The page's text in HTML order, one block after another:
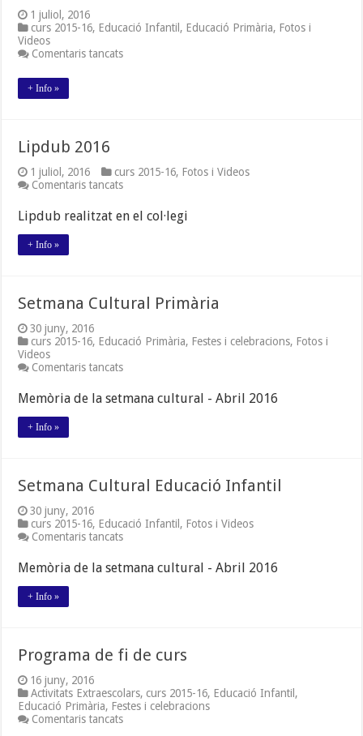
1 juliol, 2016
curs 2015-16, Educació Infantil , Educació Primària, Fotos i
Videos
Comentaris tancatsa
+ Info »
Lipdub 2016
1 juliol, 2016 curs 2015-16, Fotos i Videos
Comentaris tancatsa
2016
Lipdub realitzat en el col·legi
+ Info »
Setmana Cultural Primària
30 juny, 2016
curs 2015-16, Educació Primària, Festes i celebracions, Fotos i
Videos
Comentaris tancatsa
Primària
Memòria de la setmana cultural - Abril 2016
+ Info »
Setmana Cultural Educació Infantil
30 juny, 2016
curs 2015-16, Educació Infantil , Fotos i Videos
Comentaris tancatsa
Educació
Memòria de la setmana cultural - Abril 2016
+ Info »
Programa de fi de curs
16 juny, 2016
Activitats Extraescolars, curs 2015-16, Educació Infantil ,
Educació Primària, Festes i celebracions
Comentaris tancatsa